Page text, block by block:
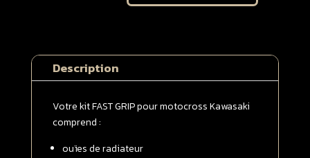
ouïes
de
Kawasaki
125
250
Description
Votre kit FAST GRIP pour motocross Kawasaki
comprend :
ouïes de radiateur